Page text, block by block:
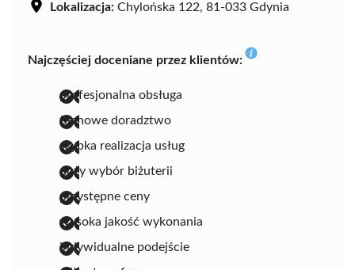
Lokalizacja: Chylońska 122, 81-033 Gdynia
Najczęściej doceniane przez klientów:
profesjonalna obsługa
fachowe doradztwo
szybka realizacja usług
duży wybór biżuterii
przystępne ceny
wysoka jakość wykonania
indywidualne podejście